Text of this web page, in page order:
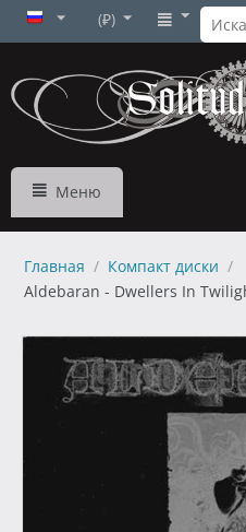
(₽)
Меню
Главная / Компакт диски /
Aldebaran - Dwellers In